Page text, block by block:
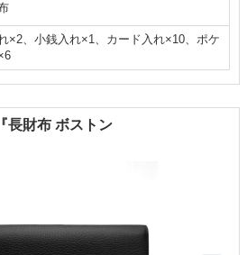
×2、小銭入れ×1、カード入れ×10、ポケ
長財布 ボストン